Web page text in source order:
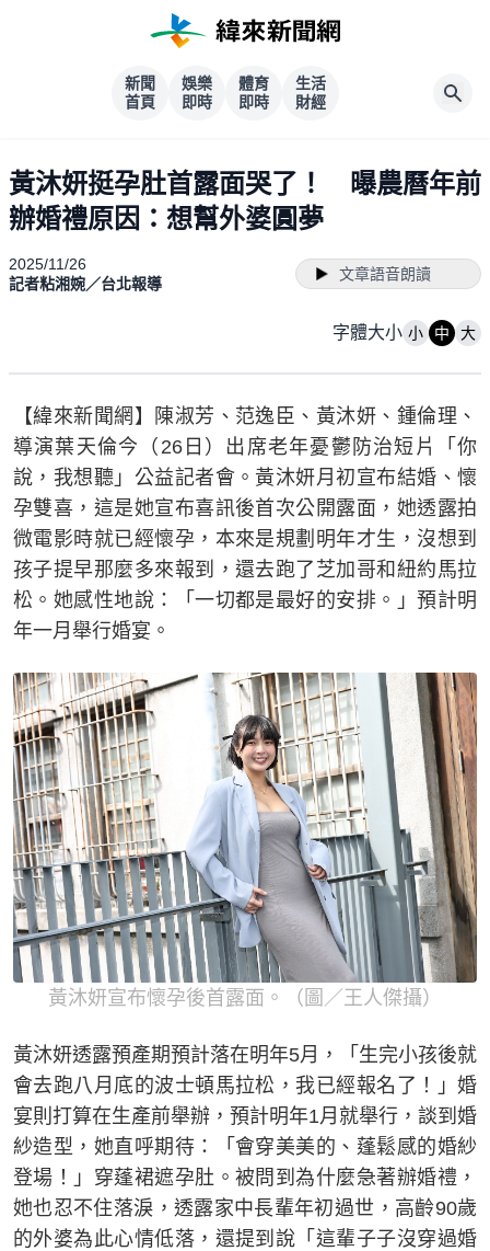
新聞
首頁
娛樂
即時
體育
即時
生活
財經
黃沐妍挺孕肚首露面哭了！ 曝農曆年前
辦婚禮原因：想幫外婆圓夢
2025/11/26
記者粘湘婉／台北報導
文章語音朗讀
字體大小 小 中 大
【緯來新聞網】陳淑芳、范逸臣、黃沐妍、鍾倫理、
導演葉天倫今（26日）出席老年憂鬱防治短片「你
說，我想聽」公益記者會。黃沐妍月初宣布結婚、懷
孕雙喜，這是她宣布喜訊後首次公開露面，她透露拍
微電影時就已經懷孕，本來是規劃明年才生，沒想到
孩子提早那麼多來報到，還去跑了芝加哥和紐約馬拉
松。她感性地說：「一切都是最好的安排。」預計明
年一月舉行婚宴。
黃沐妍宣布懷孕後首露面。（圖／王人傑攝）
黃沐妍透露預產期預計落在明年5月，「生完小孩後就
會去跑八月底的波士頓馬拉松，我已經報名了！」婚
宴則打算在生產前舉辦，預計明年1月就舉行，談到婚
紗造型，她直呼期待：「會穿美美的、蓬鬆感的婚紗
登場！」穿蓬裙遮孕肚。被問到為什麼急著辦婚禮，
她也忍不住落淚，透露家中長輩年初過世，高齡90歲
的外婆為此心情低落，還提到說「這輩子子沒穿過婚